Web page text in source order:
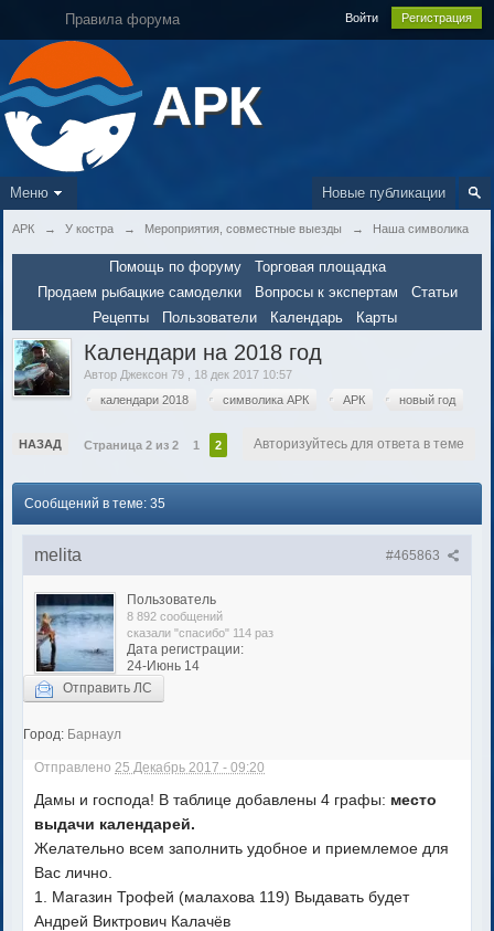
Правила форума Войти Регистрация
АРК
Новые публикации
Меню
АРК → У костра → Мероприятия, совместные выезды → Наша символика
Помощь по форуму
Торговая площадка
Продаем рыбацкие самоделки
Вопросы к экспертам
Статьи
Рецепты
Пользователи Календарь Карты
Календари на 2018 год
Автор Джексон 79
18 дек 2017 10:57
календари 2018
символика АРК АРК новый год
НАЗАД Страница 2 из 2 1 2 Авторизуйтесь для ответа в теме
Сообщений в теме: 35
#465863
melita
Пользователь
8 892 сообщений
сказали "спасибо" 114 раз
Дата регистрации:
24-Июнь 14
Отправить ЛС
Город: Барнаул
Отправлено25 Декабрь 2017 - 09:20
Дамы и господа! В таблице добавлены 4 графы: место
выдачи календарей.
Желательно всем заполнить удобное и приемлемое для
Вас лично.
1. Магазин Трофей (малахова 119) Выдавать будет
Андрей Виктрович Калачёв